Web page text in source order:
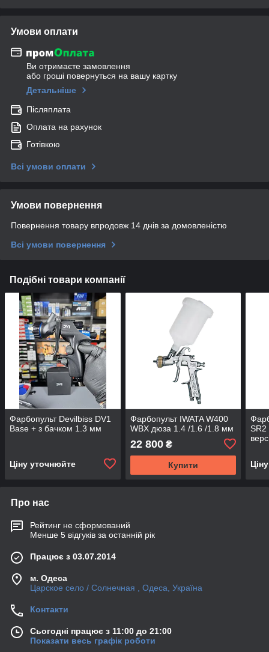
Умови оплати
Ви отримаєте замовлення
або гроші повернуться на вашу картку
Детальніше
Післяплата
Оплата на рахунок
Готівкою
Всі умови оплати
Умови повернення
Повернення товару впродовж 14 днів за домовленістю
Всі умови повернення
Подібні товари компанії
Фарбопульт Devilbiss DV1
Base + з бачком 1.3 мм
Ціну уточнюйте
Фарбопульт IWATA W400
WBX дюза 1.4 /1.6 /1.8 мм
22 800₴
Купити
Про нас
Рейтинг не сформований
Менше 5 відгуків за останній рік
Працює з 03.07.2014
м. Одеса
Царское село / Солнечная , Одеса, Україна
Контакти
Сьогодні працює з 11:00 до 21:00
Показати весь графік роботи